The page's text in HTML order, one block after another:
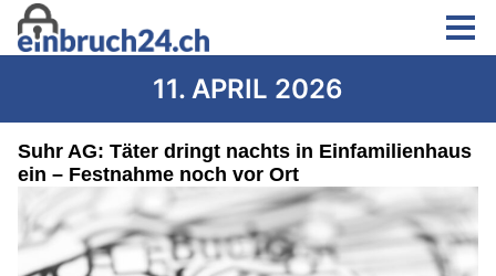
11. APRIL 2026
Suhr AG: Täter dringt nachts in Einfamilienhaus
ein – Festnahme noch vor Ort